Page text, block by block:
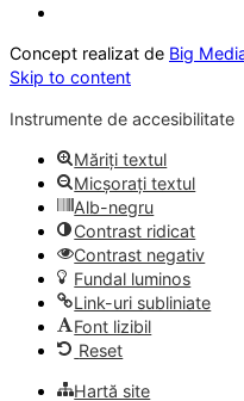
Concept realizat de Big
Skip to content
Instrumente de accesibilitate
Măriți textul
Micșorați textul
Alb-negru
Contrast ridicat
Contrast negativ
Fundal luminos
Link-uri subliniate
Font lizibil
Reset
Hartă site